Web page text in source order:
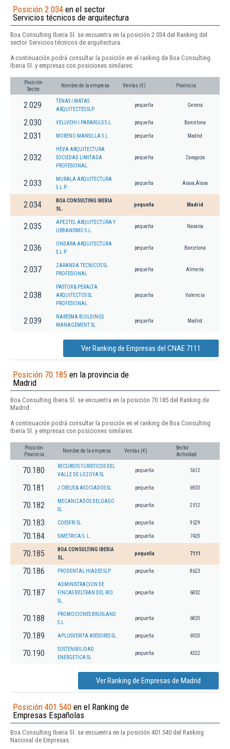
Posición 2.034 en el sector
Servicios técnicos de arquitectura
Boa Consulting Iberia Sl. se encuentra en la posición 2.034 del Ranking del
sector Servicios técnicos de arquitectura.
A continuación podrá consultar la posición en el ranking de Boa Consulting
Iberia Sl. y empresas con posiciones similares:
Posición
Sector
Nombre de la empresa Ventas (€) Provincia
2.029
TENAS I MATAS
ARQUITECTES SLP
pequeña Gerona
2.030 VELLVEHI I PARAROLS S.L. pequeña Barcelona
2.031 MORENO MANSILLA S.L. pequeña Madrid
2.032
HEVA ARQUITECTURA
SOCIEDAD LIMITADA
PROFESIONAL.
pequeña Zaragoza
2.033
MURALA ARQUITECTURA
S.L.P.
pequeña Arava,Álava
2.034
BOA CONSULTING IBERIA
SL.
pequeña Madrid
2.035
APEZTEL ARQUITECTURA Y
URBANISMO S.L.
pequeña Navarra
2.036
ONDARA ARQUITECTURA
S.L.P.
pequeña Barcelona
2.037
ZARANDA TECNICOS SL
PROFESIONAL
pequeña Almería
2.038
PASTOR & PERALTA
ARQUITECTOS SL
PROFESIONAL
pequeña Valencia
2.039
NARESMA BUILDINGS
MANAGEMENT SL.
pequeña Madrid
Ver Ranking de Empresas del CNAE 7111
Posición 70.185 en la provincia de
Madrid
Boa Consulting Iberia Sl. se encuentra en la posición 70.185 del Ranking de
Madrid.
A continuación podrá consultar la posición en el ranking de Boa Consulting
Iberia Sl. y empresas con posiciones similares:
Posición
Provincia
Nombre de la empresa Ventas (€)
Sector
Actividad
70.180
RECURSOS TURISTICOS DEL
VALLE DE LOZOYA SL
pequeña 5612
70.181 J CREUS & ASOCIADOS SL pequeña 6920
70.182
MECANIZADOS DELGADO
SL
pequeña 2512
70.183 COESFRI SL pequeña 9529
70.184 SIMETRICA S. L. pequeña 7420
70.185
BOA CONSULTING IBERIA
SL.
pequeña 7111
70.186 PRODENTAL HIADES SLP pequeña 8623
70.187
ADMINISTRACION DE
FINCAS BELTRAN DEL RIO
SL.
pequeña 6832
70.188
PROMOCIONES BRUSLAND
S.L.
pequeña 6820
70.189 APLUSVERITA ASESORES SL. pequeña 6920
70.190
SOSTENIBILIDAD
ENERGETICA SL
pequeña 4322
Ver Ranking de Empresas de Madrid
Posición 401.540 en el Ranking de
Empresas Españolas
Boa Consulting Iberia Sl. se encuentra en la posición 401.540 del Ranking
Nacional de Empresas.